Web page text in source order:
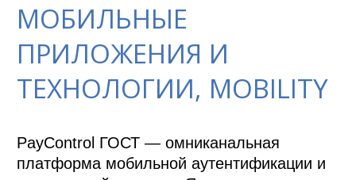
МОБИЛЬНЫЕ
ПРИЛОЖЕНИЯ И
ТЕХНОЛОГИИ, MOBILITY
PayControl ГОСТ — омниканальная
платформа мобильной аутентификации и